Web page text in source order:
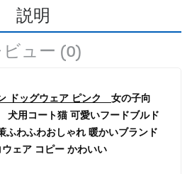
説明
ビュー (0)
ドッグウェア ピンク 女の子向
用コート猫 可愛いフードブルド
ふわふわおしゃれ 暖かいブランド
ェア コピー かわいい